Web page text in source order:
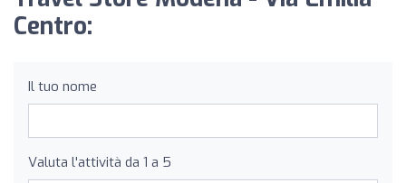
Centro:
Il tuo nome
Valuta l'attività da 1 a 5